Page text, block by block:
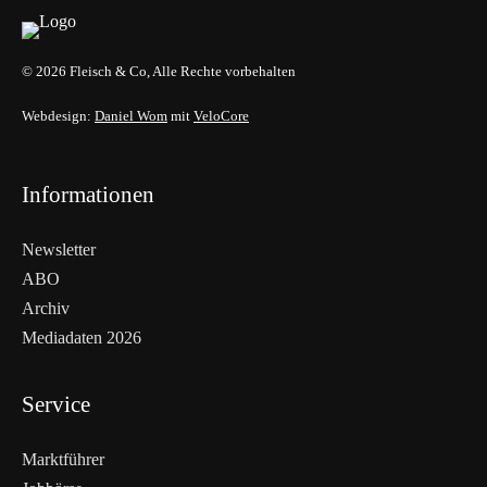
© 2026 Fleisch & Co, Alle Rechte vorbehalten
Webdesign: Daniel Wom mit VeloCore
Informationen
Newsletter
ABO
Archiv
Mediadaten 2026
Service
Marktführer